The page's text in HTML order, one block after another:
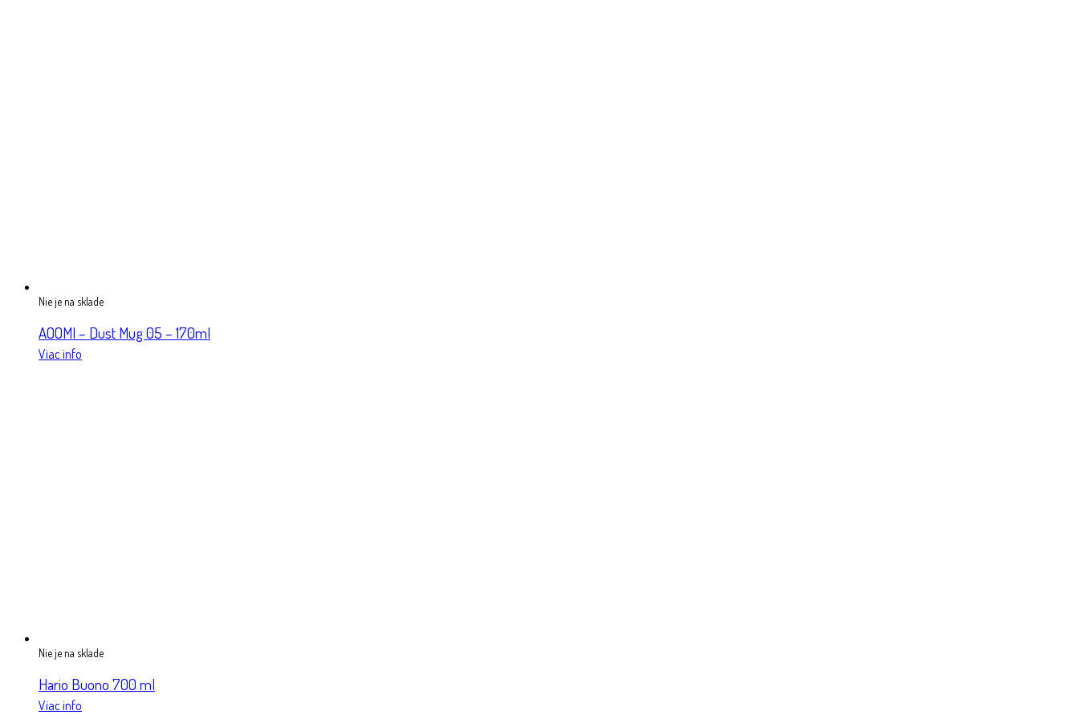
Nie je na sklade
AOOMI – Dust Mug 05 – 170ml
Viac info
Nie je na sklade
Hario Buono 700 ml
Viac info